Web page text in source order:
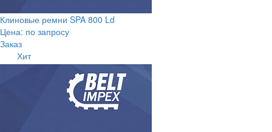
Клиновые ремни SPA 800 Ld
Цена: по запросу
Заказ
Хит